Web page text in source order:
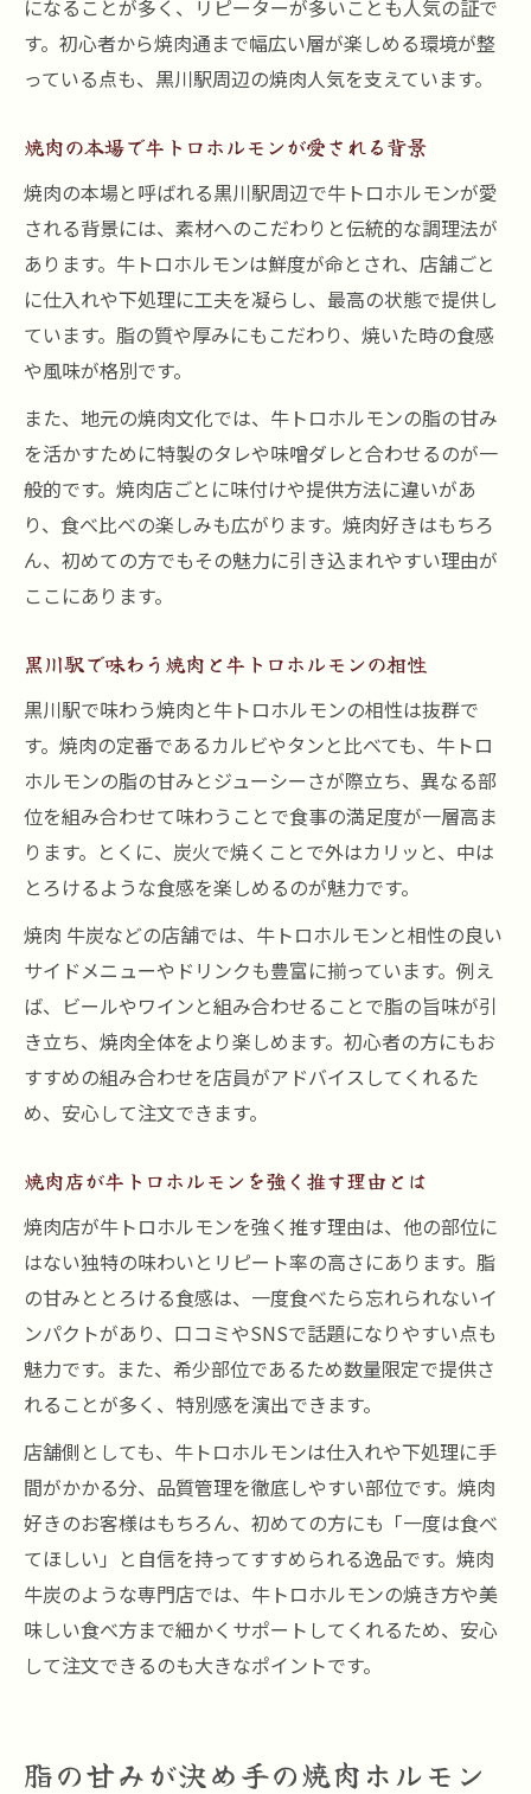
になることが多く、リピーターが多いことも人気の証で
す。初心者から焼肉通まで幅広い層が楽しめる環境が整
っている点も、黒川駅周辺の焼肉人気を支えています。
焼肉の本場で牛トロホルモンが愛される背景
焼肉の本場と呼ばれる黒川駅周辺で牛トロホルモンが愛
される背景には、素材へのこだわりと伝統的な調理法が
あります。牛トロホルモンは鮮度が命とされ、店舗ごと
に仕入れや下処理に工夫を凝らし、最高の状態で提供し
ています。脂の質や厚みにもこだわり、焼いた時の食感
や風味が格別です。
また、地元の焼肉文化では、牛トロホルモンの脂の甘み
を活かすために特製のタレや味噌ダレと合わせるのが一
般的です。焼肉店ごとに味付けや提供方法に違いがあ
り、食べ比べの楽しみも広がります。焼肉好きはもちろ
ん、初めての方でもその魅力に引き込まれやすい理由が
ここにあります。
黒川駅で味わう焼肉と牛トロホルモンの相性
黒川駅で味わう焼肉と牛トロホルモンの相性は抜群で
す。焼肉の定番であるカルビやタンと比べても、牛トロ
ホルモンの脂の甘みとジューシーさが際立ち、異なる部
位を組み合わせて味わうことで食事の満足度が一層高ま
ります。とくに、炭火で焼くことで外はカリッと、中は
とろけるような食感を楽しめるのが魅力です。
焼肉 牛炭などの店舗では、牛トロホルモンと相性の良い
サイドメニューやドリンクも豊富に揃っています。例え
ば、ビールやワインと組み合わせることで脂の旨味が引
き立ち、焼肉全体をより楽しめます。初心者の方にもお
すすめの組み合わせを店員がアドバイスしてくれるた
め、安心して注文できます。
焼肉店が牛トロホルモンを強く推す理由とは
焼肉店が牛トロホルモンを強く推す理由は、他の部位に
はない独特の味わいとリピート率の高さにあります。脂
の甘みととろける食感は、一度食べたら忘れられないイ
ンパクトがあり、口コミやSNSで話題になりやすい点も
魅力です。また、希少部位であるため数量限定で提供さ
れることが多く、特別感を演出できます。
店舗側としても、牛トロホルモンは仕入れや下処理に手
間がかかる分、品質管理を徹底しやすい部位です。焼肉
好きのお客様はもちろん、初めての方にも「一度は食べ
てほしい」と自信を持ってすすめられる逸品です。焼肉
牛炭のような専門店では、牛トロホルモンの焼き方や美
味しい食べ方まで細かくサポートしてくれるため、安心
して注文できるのも大きなポイントです。
脂の甘みが決め手の焼肉ホルモン